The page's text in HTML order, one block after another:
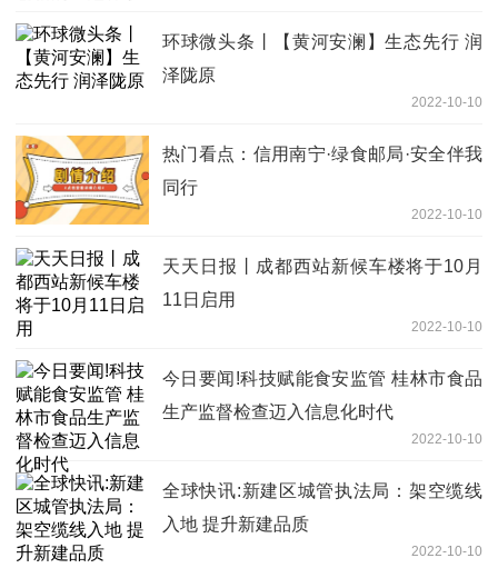
环球微头条丨【黄河安澜】生态先行 润
泽陇原
2022-10-10
热门看点：信用南宁·绿食邮局·安全伴我
同行
2022-10-10
天天日报丨成都西站新候车楼将于10月
11日启用
2022-10-10
今日要闻!科技赋能食安监管 桂林市食品
生产监督检查迈入信息化时代
2022-10-10
全球快讯:新建区城管执法局：架空缆线
入地 提升新建品质
2022-10-10